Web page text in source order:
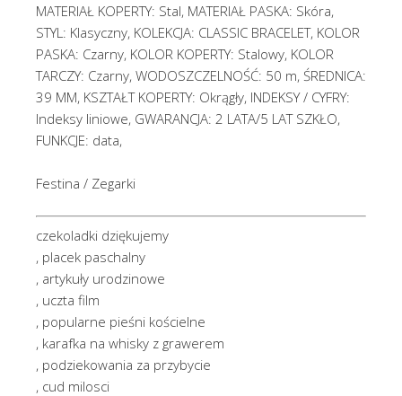
MATERIAŁ KOPERTY: Stal, MATERIAŁ PASKA: Skóra,
STYL: Klasyczny, KOLEKCJA: CLASSIC BRACELET, KOLOR
PASKA: Czarny, KOLOR KOPERTY: Stalowy, KOLOR
TARCZY: Czarny, WODOSZCZELNOŚĆ: 50 m, ŚREDNICA:
39 MM, KSZTAŁT KOPERTY: Okrągły, INDEKSY / CYFRY:
Indeksy liniowe, GWARANCJA: 2 LATA/5 LAT SZKŁO,
FUNKCJE: data,
Festina / Zegarki
czekoladki dziękujemy
, placek paschalny
, artykuły urodzinowe
, uczta film
, popularne pieśni kościelne
, karafka na whisky z grawerem
, podziekowania za przybycie
, cud milosci